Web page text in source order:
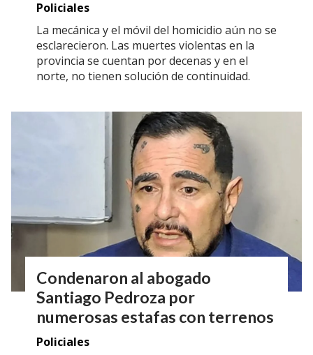
Policiales
La mecánica y el móvil del homicidio aún no se
esclarecieron. Las muertes violentas en la
provincia se cuentan por decenas y en el
norte, no tienen solución de continuidad.
Condenaron al abogado
Santiago Pedroza por
numerosas estafas con terrenos
Policiales